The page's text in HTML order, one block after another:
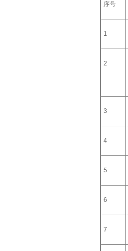
序号
1
2
3
4
5
6
7